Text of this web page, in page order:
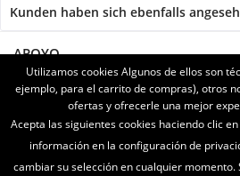
Kunden haben sich ebenfalls
APOYO
SERVICE
INFORMATIONEN
Utilizamos cookies Algunos de ellos son
ejemplo, para el carrito de compras), otros
ofertas y ofrecerle una mejor
Acepta las siguientes cookies haciendo clic
información en la configuración de
cambiar su selección en cualquier momento.